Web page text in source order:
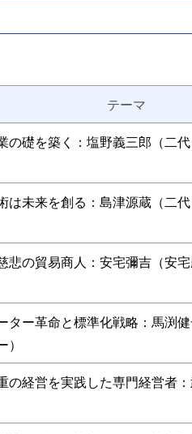
テーマ
の礎を築く：塩野義三郎（二
は未来を創る：島津源蔵（二代
悲の貿易商人：安宅彌吉（安宅
ター革命と標準化戦略：馬渕
）
の経営を実践した専門経営者